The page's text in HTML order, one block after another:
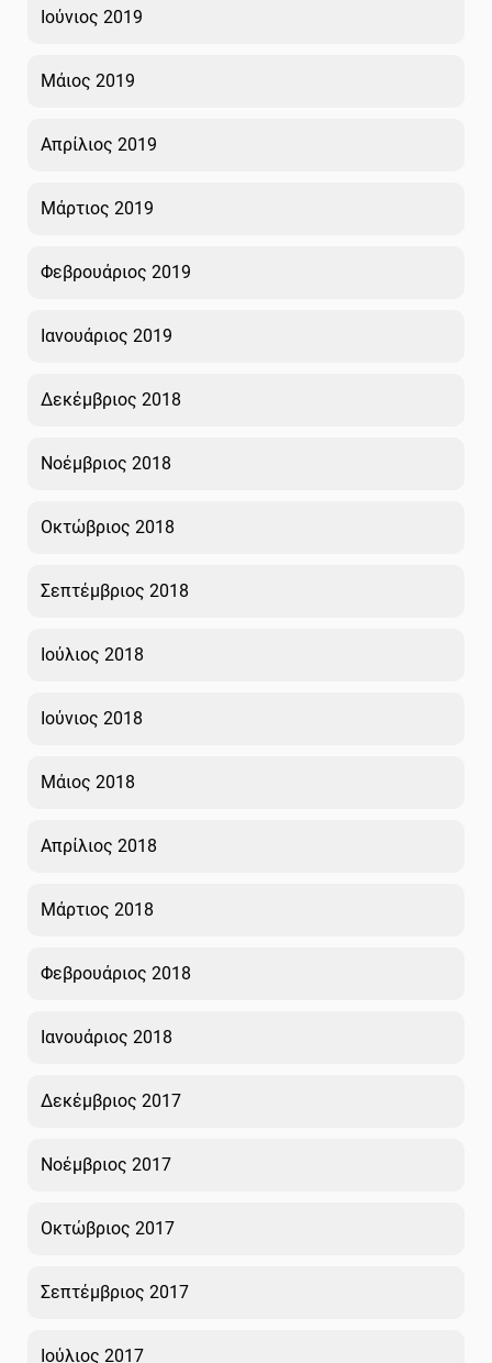
Ιούνιος 2019
Μάιος 2019
Απρίλιος 2019
Μάρτιος 2019
Φεβρουάριος 2019
Ιανουάριος 2019
Δεκέμβριος 2018
Νοέμβριος 2018
Οκτώβριος 2018
Σεπτέμβριος 2018
Ιούλιος 2018
Ιούνιος 2018
Μάιος 2018
Απρίλιος 2018
Μάρτιος 2018
Φεβρουάριος 2018
Ιανουάριος 2018
Δεκέμβριος 2017
Νοέμβριος 2017
Οκτώβριος 2017
Σεπτέμβριος 2017
Ιούλιος 2017